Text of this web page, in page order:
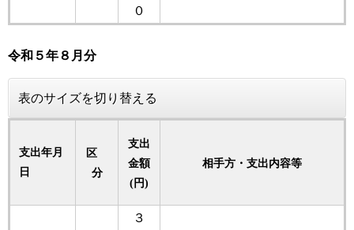
０
令和５年８月分
表のサイズを切り替える
支出年月
日
区
分
支出
金額
(円)
相手方・支出内容等
３